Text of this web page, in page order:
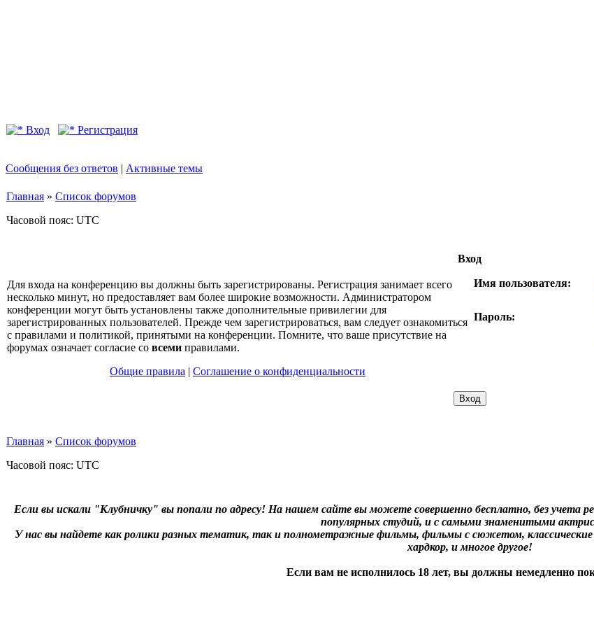
Вход Регистрация
Сообщения без ответов | Активные темы
Главная » Список форумов
Часовой пояс: UTC
Вход
Для входа на конференцию вы должны быть зарегистрированы. Регистрация занимает всего
несколько минут, но предоставляет вам более широкие возможности. Администратором
конференции могут быть установлены также дополнительные привилегии для
зарегистрированных пользователей. Прежде чем зарегистрироваться, вам следует ознакомиться
с правилами и политикой, принятыми на конференции. Помните, что ваше присутствие на
форумах означает согласие со всеми правилами.
Общие правила | Соглашение о конфиденциальности
Имя пользователя:
Пароль:
Главная » Список форумов
Часовой пояс: UTC
Если вы искали "Клубничку" вы попали по адресу! На нашем сайте вы можете совершенно бесплатно, без учета
популярных студий, и с самыми знаменитыми
У нас вы найдете как ролики разных тематик, так и полнометражные фильмы, фильмы с сюжетом,
хардкор, и многое другое!
Если вам не исполнилось 18 лет, вы должны немедленно